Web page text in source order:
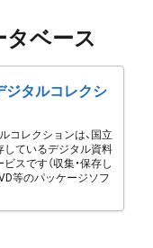
ベース
ジタルコレクシ
コレクションは、国立
しているデジタル資料
スです（収集・保存し
等のパッケージソフ